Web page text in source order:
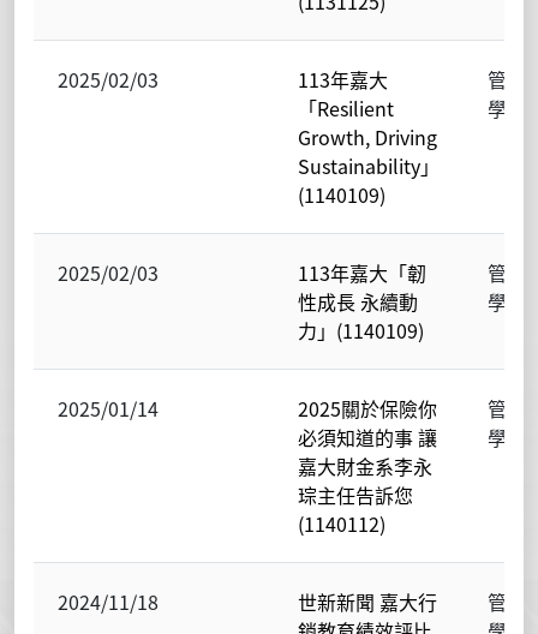
2025/02/03
113年嘉大
「Resilient
Growth, Driving
Sustainability」
(1140109)
管理
學院
2025/02/03
113年嘉大「韌
性成長 永續動
力」(1140109)
管理
學院
2025/01/14
2025關於保險你
必須知道的事 讓
嘉大財金系李永
琮主任告訴您
(1140112)
管理
學院
2024/11/18
世新新聞 嘉大行
管理